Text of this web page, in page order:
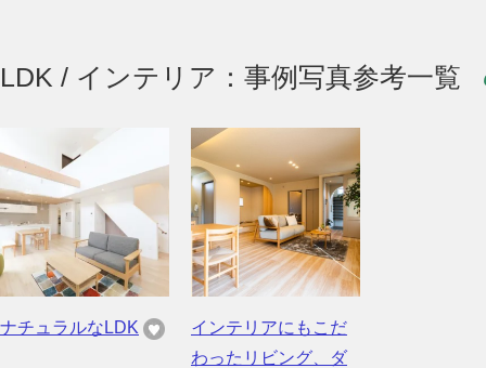
LDK / インテリア：事例写真参考一覧
ナチュラルなLDK
インテリアにもこだ
わったリビング、ダ